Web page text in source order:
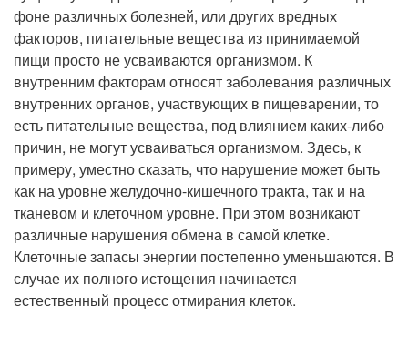
фоне различных болезней, или других вредных
факторов, питательные вещества из принимаемой
пищи просто не усваиваются организмом. К
внутренним факторам относят заболевания различных
внутренних органов, участвующих в пищеварении, то
есть питательные вещества, под влиянием каких-либо
причин, не могут усваиваться организмом. Здесь, к
примеру, уместно сказать, что нарушение может быть
как на уровне желудочно-кишечного тракта, так и на
тканевом и клеточном уровне. При этом возникают
различные нарушения обмена в самой клетке.
Клеточные запасы энергии постепенно уменьшаются. В
случае их полного истощения начинается
естественный процесс отмирания клеток.